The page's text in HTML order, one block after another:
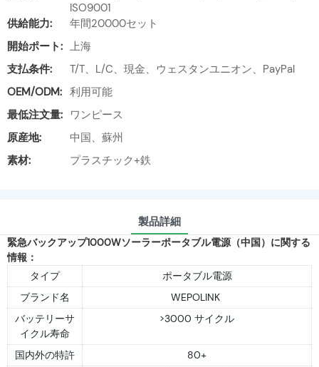
ISO9001
供給能力:
年間20000セット
開始ポート: 上海
支払条件:
T/T、L/C、現金、ウェスタンユニオン、PayPal
OEM/ODM: 利用可能
最低注文量: ワンピース
原産地:
中国、蘇州
素材:
プラスチック+鉄
製品詳細
緊急バックアップ1000Wソーラーポータブル電源（中国）に関する
情報：
タイプ
ポータブル電源
ブランド名
WEPOLINK
バッテリーサ
イクル寿命
>3000 サイクル
国内外の特許
80+